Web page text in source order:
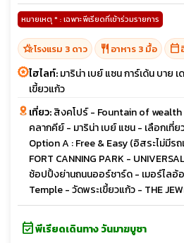
หมายเหตุ * : เฉพาะพีเรียดที่เข้าร่วมรายการ
hotel_classโรงแรม 3 ดาว restaurant อาหาร 3 มื้อ calendar_today
ไฮไลท์:มาริน่า เบย์ แซน การ์เด้น บาย
เขี้ยวแก้ว
เที่ยว:สิงคโปร์ - Fountain of wealth
คลากคีย์ - มาริน่า เบย์ แซน - เลือกเที่
Option A : Free & Easy (อิสระไม่มีร
FORT CANNING PARK -
ช้อปปิ้งย่านถนนออร์ชาร์ด - เมอร์ไลอ้
Temple - วัดพระเขี้ยวแก้ว - THE
event_availableพีเรียดเดินทาง วันมาฆบูชา